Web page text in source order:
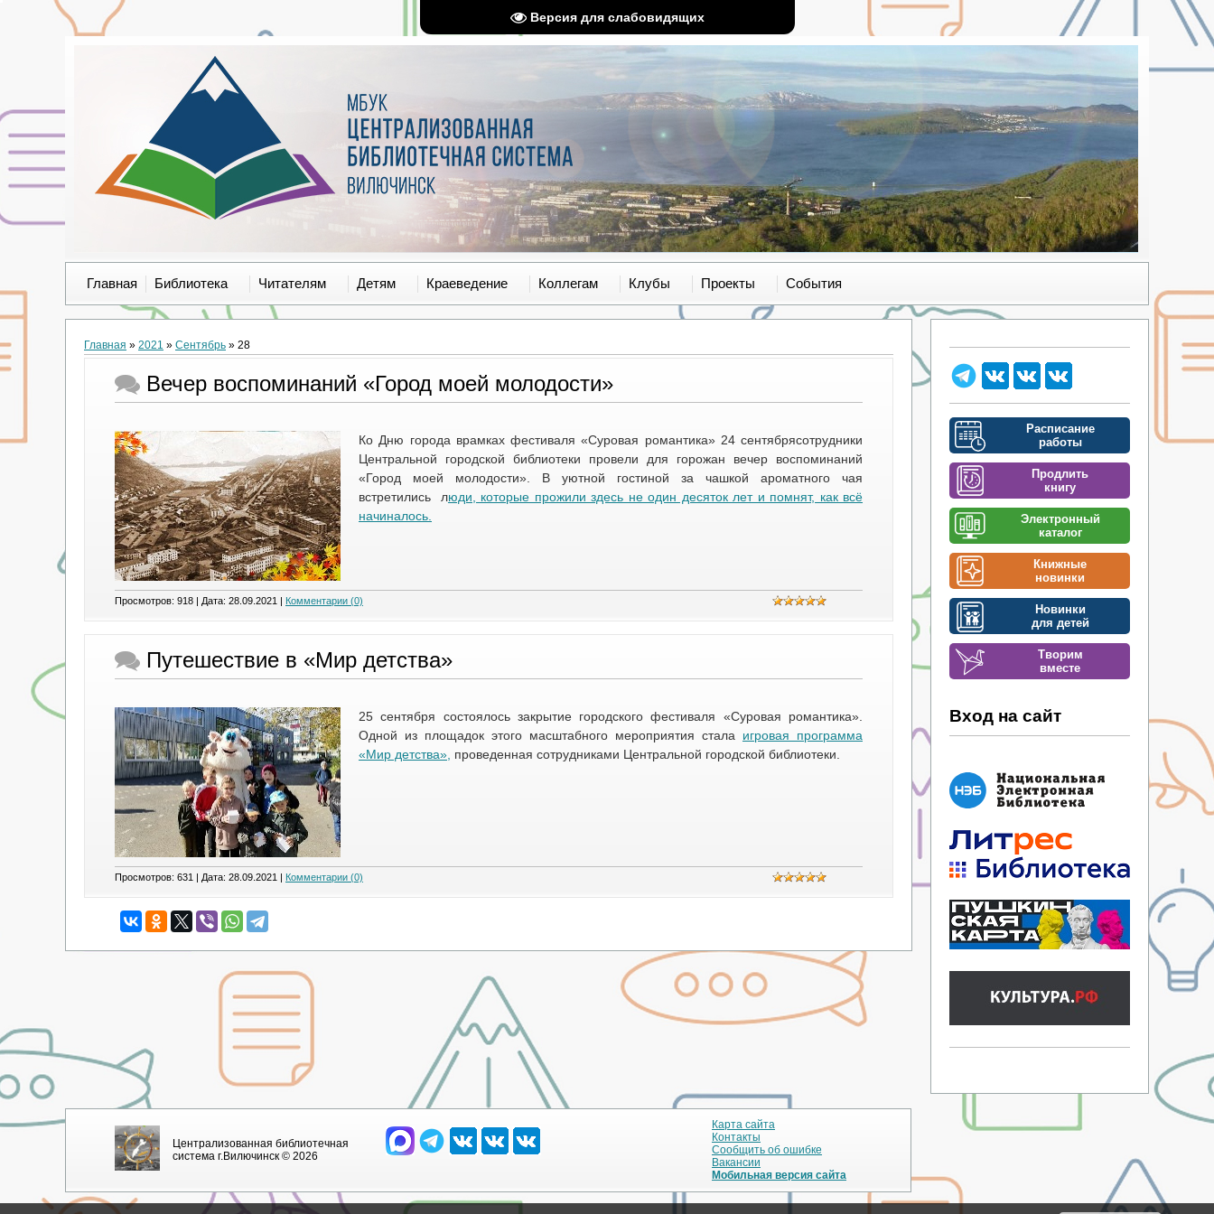
Версия для слабовидящих
Главная Библиотека Читателям Детям Краеведение Коллегам Клубы Проекты События
Главная » 2021 » Сентябрь » 28
Вечер воспоминаний «Город моей молодости»
Ко Дню города врамках фестиваля «Суровая романтика» 24 сентябрясотрудники
Центральной городской библиотеки провели для горожан вечер воспоминаний
«Город моей молодости». В уютной гостиной за чашкой ароматного чая
встретились люди, которые прожили здесь не один десяток лет и помнят, как всё
начиналось.
Просмотров: 918 | Дата: 28.09.2021 | Комментарии (0)
Путешествие в «Мир детства»
25 сентября состоялось закрытие городского фестиваля «Суровая романтика».
Одной из площадок этого масштабного мероприятия стала игровая программа
«Мир детства», проведенная сотрудниками Центральной городской библиотеки.
Просмотров: 631 | Дата: 28.09.2021 | Комментарии (0)
Расписание
работы
Продлить
книгу
Электронный
каталог
Книжные
новинки
Новинки
для детей
Творим
вместе
Вход на сайт
Централизованная библиотечная
система г.Вилючинск © 2026
Карта сайта
Контакты
Сообщить об ошибке
Вакансии
Мобильная версия сайта